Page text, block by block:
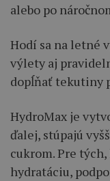
alebo po
Hodí sa na letné
výlety aj
dopĺňať tekutiny
HydroMax je
ďalej, stúpajú
cukrom. Pre
hydratáciu,